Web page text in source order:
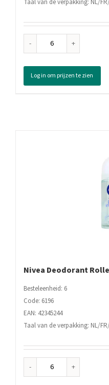
Taal van de verpakking: NL/
Fa
Spray
Relaxing
Luxurious
Log in om prijzen te zien
Nivea Deodorant
Besteleenheid: 6
Code: 6196
EAN: 42345244
Taal van de verpakking: NL/
Nivea